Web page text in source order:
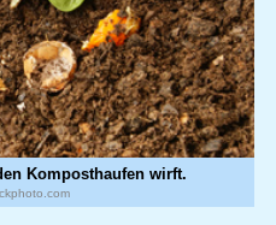
Komposthaufen wirft.